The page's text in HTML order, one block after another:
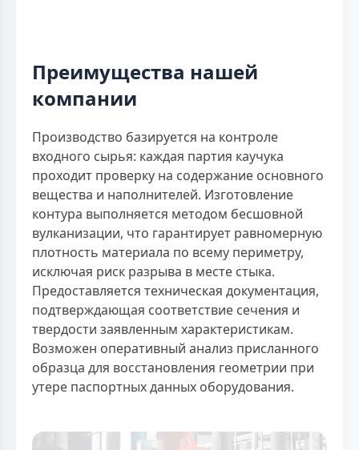
Преимущества нашей
компании
Производство базируется на контроле
входного сырья: каждая партия каучука
проходит проверку на содержание основного
вещества и наполнителей. Изготовление
контура выполняется методом бесшовной
вулканизации, что гарантирует равномерную
плотность материала по всему периметру,
исключая риск разрыва в месте стыка.
Предоставляется техническая документация,
подтверждающая соответствие сечения и
твердости заявленным характеристикам.
Возможен оперативный анализ присланного
образца для восстановления геометрии при
утере паспортных данных оборудования.